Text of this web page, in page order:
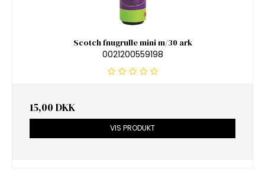
Scotch fnugrulle mini m/30 ark
0021200559198
15,00 DKK
VIS PRODUKT